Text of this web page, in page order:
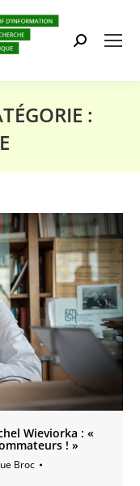
Search:
:
Wieviorka : «
! »
Broc